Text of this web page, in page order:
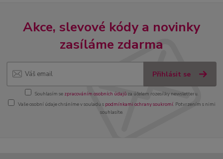
Akce, slevové kódy a novinky
zasíláme zdarma
Přihlásit se
Souhlasím se zpracováním osobních údajůza účelem rozesílky newsletteru.
Vaše osobní údaje chráníme v souladu s podmínkami ochrany soukromí. Potvrzením s nimi
souhlasíte.